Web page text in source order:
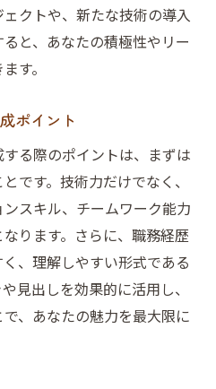
クトや、新たな技術の導入
と、あなたの積極性やリー
す。
ポイント
る際のポイントは、まずは
です。技術力だけでなく、
スキル、チームワーク能力
ります。さらに、職務経歴
、理解しやすい形式である
見出しを効果的に活用し、
、あなたの魅力を最大限に